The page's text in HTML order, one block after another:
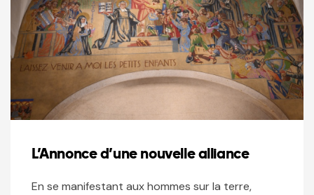
L’Annonce d’une nouvelle alliance
En se manifestant aux hommes sur la terre,